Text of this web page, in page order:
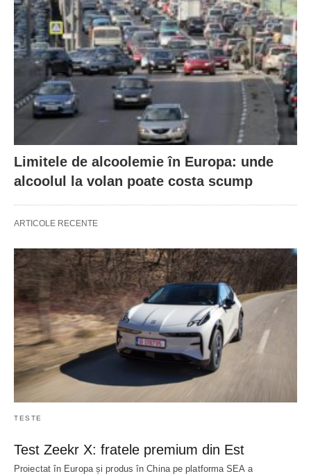
Limitele de alcoolemie în Europa: unde
alcoolul la volan poate costa scump
ARTICOLE RECENTE
TESTE
Test Zeekr X: fratele premium din Est
Proiectat în Europa și produs în China pe platforma SEA a